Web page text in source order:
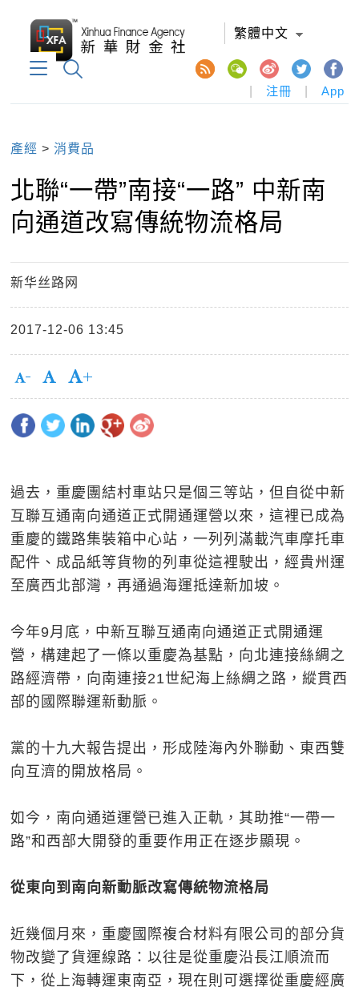
繁體中文
注冊 App
產經 >消費品
北聯“一帶”南接“一路” 中新南
向通道改寫傳統物流格局
新华丝路网
2017-12-06 13:45
過去，重慶團結村車站只是個三等站，但自從中新
互聯互通南向通道正式開通運營以來，這裡已成為
重慶的鐵路集裝箱中心站，一列列滿載汽車摩托車
配件、成品紙等貨物的列車從這裡駛出，經貴州運
至廣西北部灣，再通過海運抵達新加坡。
今年9月底，中新互聯互通南向通道正式開通運
營，構建起了一條以重慶為基點，向北連接絲綢之
路經濟帶，向南連接21世紀海上絲綢之路，縱貫西
部的國際聯運新動脈。
黨的十九大報告提出，形成陸海內外聯動、東西雙
向互濟的開放格局。
如今，南向通道運營已進入正軌，其助推“一帶一
路”和西部大開發的重要作用正在逐步顯現。
從東向到南向新動脈改寫傳統物流格局
近幾個月來，重慶國際複合材料有限公司的部分貨
物改變了貨運線路：以往是從重慶沿長江順流而
下，從上海轉運東南亞，現在則可選擇從重慶經廣